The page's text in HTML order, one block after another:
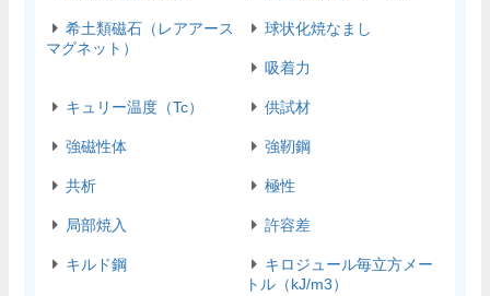
希土類磁石（レアアース
マグネット）
球状化焼なまし
吸着力
キュリー温度（Tc） 供試材
強磁性体 強靭鋼
共析 極性
局部焼入 許容差
キルド鋼
キロジュール毎立方メー
トル（kJ/m3）